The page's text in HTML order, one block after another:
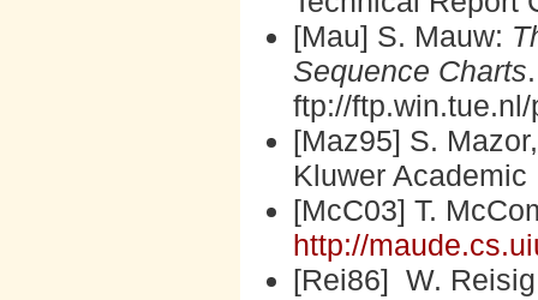
[Mau] S. Mauw:
Sequence Charts
ftp://
[Maz95] S.
Kluwer
[McC03] T.
http://
[Rei86] W.